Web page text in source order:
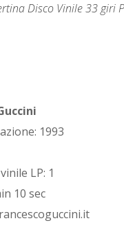
Disco Vinile 33 giri
1993
LP: 1
10 sec